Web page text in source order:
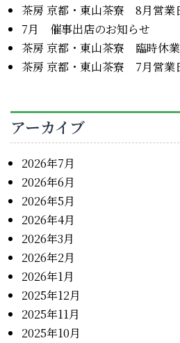
茶房 京都・東山茶寮 8月営業
7月 催事出店のお知らせ
茶房 京都・東山茶寮 臨時休
茶房 京都・東山茶寮 7月営業
アーカイブ
2026年7月
2026年6月
2026年5月
2026年4月
2026年3月
2026年2月
2026年1月
2025年12月
2025年11月
2025年10月